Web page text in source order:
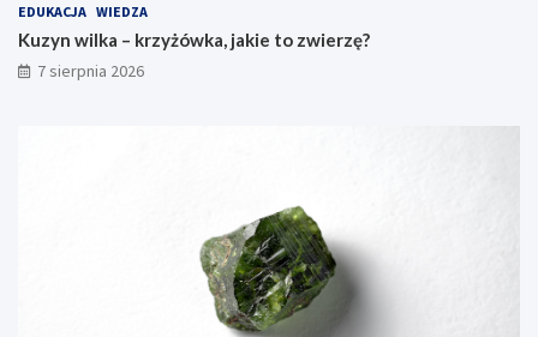
EDUKACJA WIEDZA
Kuzyn wilka – krzyżówka, jakie to zwierzę?
7 sierpnia 2026